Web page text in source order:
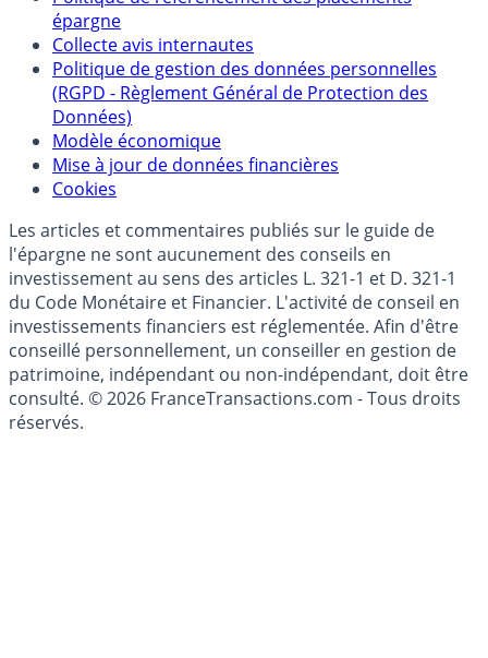
Qui sommes-nous ?
Politique de référencement des placements
épargne
Collecte avis internautes
Politique de gestion des données personnelles
(RGPD - Règlement Général de Protection des
Données)
Modèle économique
Mise à jour de données financières
Cookies
Les articles et commentaires publiés sur le guide de
l'épargne ne sont aucunement des conseils en
investissement au sens des articles L. 321-1 et D. 321-1
du Code Monétaire et Financier. L'activité de conseil en
investissements financiers est réglementée. Afin d'être
conseillé personnellement, un conseiller en gestion de
patrimoine, indépendant ou non-indépendant, doit être
consulté. © 2026 FranceTransactions.com - Tous droits